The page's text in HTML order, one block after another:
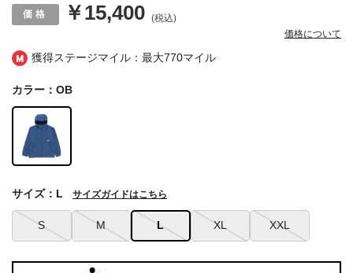
獲得ステージマイル：最大770マイル
￥15,400 (税込)
価格について
カラー：OB
S M L XL XXL
サイズ：L サイズガイドはこちら